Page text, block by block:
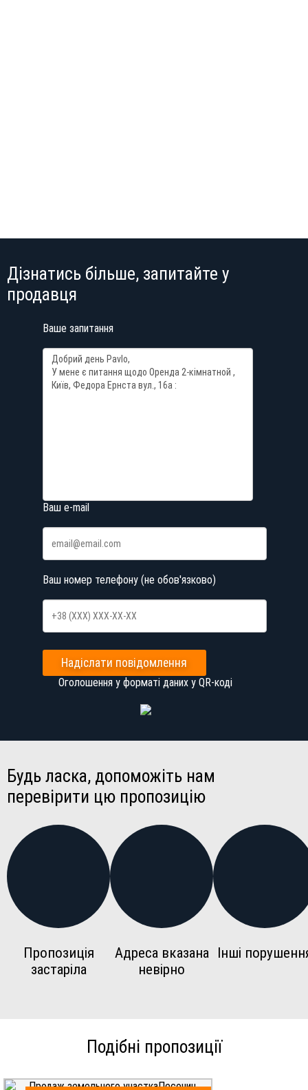
Дізнатись більше, запитайте у
продавця
Ваше запитання
Ваш e-mail
Ваш номер телефону (не обов'язково)
Надіслати повідомлення
Оголошення у форматі даних у QR-коді
Будь ласка, допоможіть нам
перевірити цю пропозицію
Пропозиція
застаріла
Адреса вказана
невірно
Інші
Подібні пропозиції